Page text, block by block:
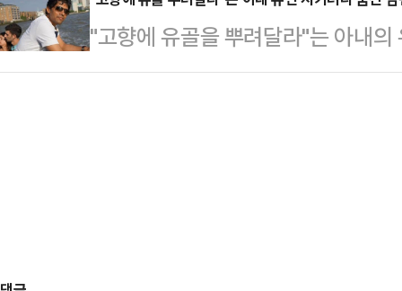
와서는 슬그머니 선별 지원으로 후
를 열겠다며 상법 개정을 강하게 추
의 간담회에서 상법…
석에는 하정우 전 네이버 혁신센터
"고향에 유골을 뿌려달라"는 아내
락한 에어인디아 여객기에 탑승해